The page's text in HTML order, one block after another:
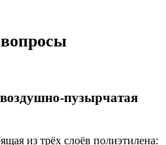
пузырчатая
из трёх слоёв полиэтилена: